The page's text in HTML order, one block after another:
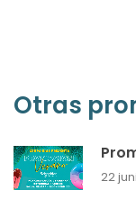
Otras
22